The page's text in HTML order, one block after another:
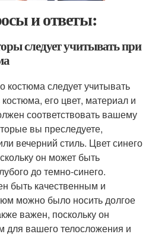
и ответы:
следует учитывать при
костюма следует учитывать
его цвет, материал и
соответствовать вашему
вы преследуете,
вечерний стиль. Цвет синего
он может быть
до темно-синего.
быть качественным и
можно было носить долгое
важен, поскольку он
вашего телосложения и